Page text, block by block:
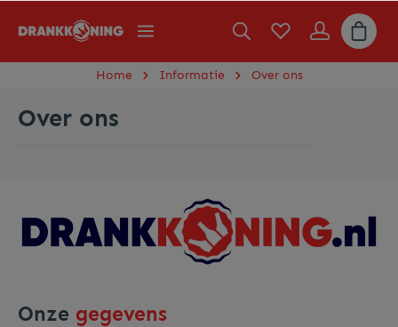
Home Informatie Over ons
Over ons
Onze gegevens